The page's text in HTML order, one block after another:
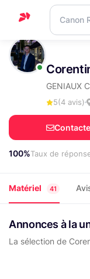
Accueil
Support
Nous
contacter
GENIAUX
5(4 avis)
100%Taux de
Matériel 41
Annonces à la
La sélection de